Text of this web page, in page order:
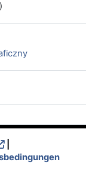
)